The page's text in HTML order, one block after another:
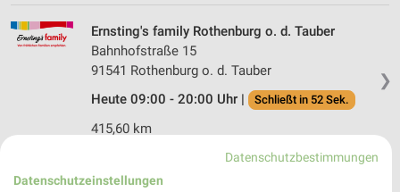
❯
Ernsting's family Rothenburg o. d. Tauber
Bahnhofstraße 15
91541 Rothenburg o. d. Tauber
Heute 09:00 - 20:00 Uhr |
Schließt in 52 Sek.
415,60 km
Ernsting's family Öhringen
Datenschutzbestimmungen
Datenschutzeinstellungen